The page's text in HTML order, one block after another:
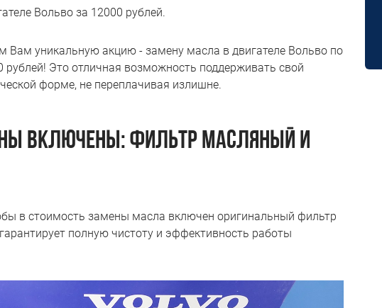
Вольво за 12000 рублей.
Вам уникальную акцию - замену масла в двигателе Вольво по
рублей! Это отличная возможность поддерживать свой
форме, не переплачивая излишне.
ВКЛЮЧЕНЫ: ФИЛЬТР МАСЛЯНЫЙ И
в стоимость замены масла включен оригинальный фильтр
полную чистоту и эффективность работы